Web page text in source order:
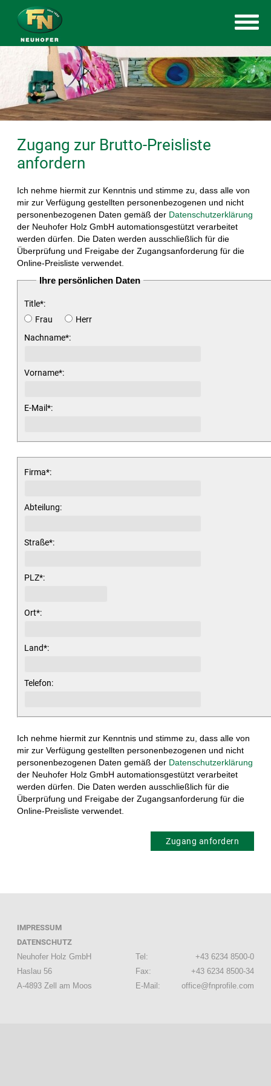
Sprache | DE EN
Zugang zur Brutto-Preisliste
anfordern
Ich nehme hiermit zur Kenntnis und stimme zu, dass alle von
mir zur Verfügung gestellten personenbezogenen und nicht
personenbezogenen Daten gemäß der Datenschutzerklärung
der Neuhofer Holz GmbH automationsgestützt verarbeitet
werden dürfen. Die Daten werden ausschließlich für die
Überprüfung und Freigabe der Zugangsanforderung für die
Online-Preisliste verwendet.
Ihre persönlichen Daten
Title*:
Frau
Herr
Nachname*:
Vorname*:
E-Mail*:
Firma*:
Abteilung:
Straße*:
PLZ*:
Ort*:
Land*:
Telefon:
Ich nehme hiermit zur Kenntnis und stimme zu, dass alle von
mir zur Verfügung gestellten personenbezogenen und nicht
personenbezogenen Daten gemäß der Datenschutzerklärung
der Neuhofer Holz GmbH automationsgestützt verarbeitet
werden dürfen. Die Daten werden ausschließlich für die
Überprüfung und Freigabe der Zugangsanforderung für die
Online-Preisliste verwendet.
Zugang anfordern
IMPRESSUM
DATENSCHUTZ
Neuhofer Holz GmbH
Haslau 56
A-4893 Zell am Moos
Tel:
+43 6234 8500-0
Fax:
+43 6234 8500-34
E-Mail:
office@fnprofile.com